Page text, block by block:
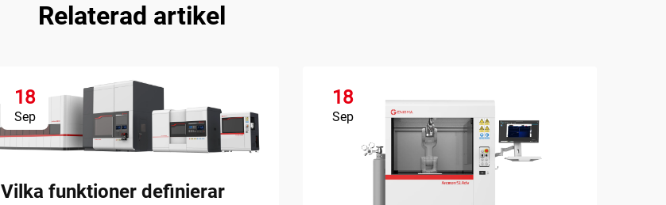
Relaterad artikel
18
Sep
Vilka funktioner definierar
18
Sep